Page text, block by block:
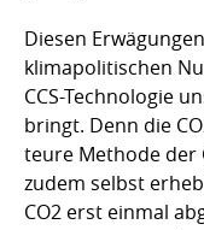
Diesen
klimapolitischen
CCS-Technologie
bringt. Denn die
teure Methode der
zudem selbst
CO2 erst einmal